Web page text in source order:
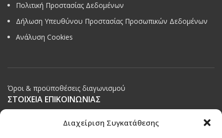
Διαχείριση Συγκατάθεσης
Πολιτική Προστασίας Δεδομένων
Δήλωση Υπευθύνου Προστασίας Προσωπικών Δεδομένων
Ανάλυση Cookies
Όροι & προϋποθέσεις διαγωνισμού
ΣΤΟΙΧΕΙΑ ΕΠΙΚΟΙΝΩΝΙΑΣ
Παπαναστασίου 209,